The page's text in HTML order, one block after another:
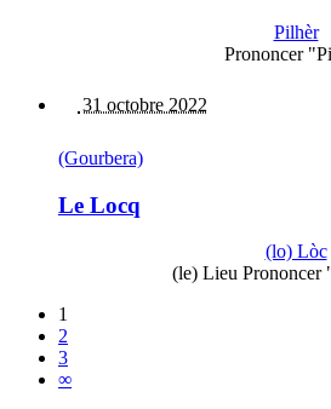
Pilhèr
Prononcer
31 octobre 2022
(Gourbera)
Le Locq
(lo) Lòc
(le) Lieu Prononcer
1
2
3
∞